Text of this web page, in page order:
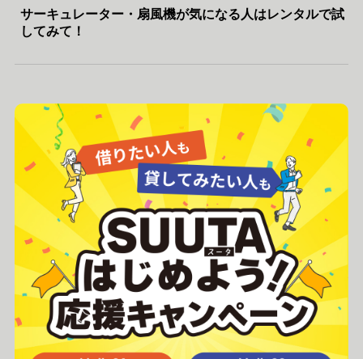
サーキュレーター・扇風機が気になる人はレンタルで試
してみて！